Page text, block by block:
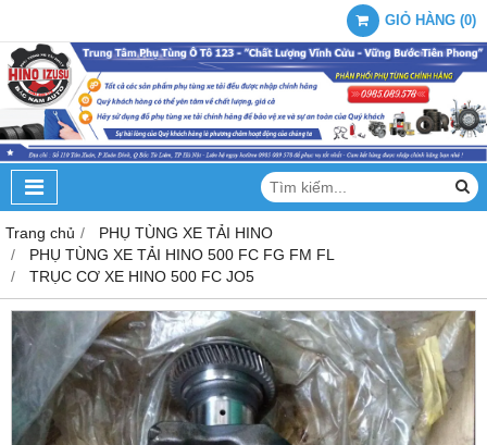
GIỎ HÀNG (0)
Trang chủ
PHỤ TÙNG XE TẢI HINO
PHỤ TÙNG XE TẢI HINO 500 FC FG FM FL
TRỤC CƠ XE HINO 500 FC JO5